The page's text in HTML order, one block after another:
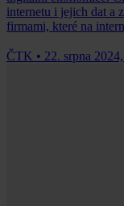
internetu i jejich dat a
firmami, které na
ČTK • 22. srpna